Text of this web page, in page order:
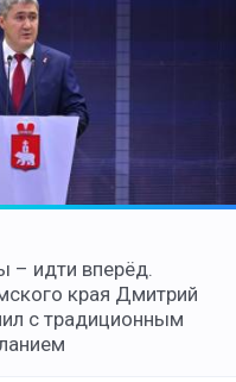
– идти вперёд.
края Дмитрий
с традиционным